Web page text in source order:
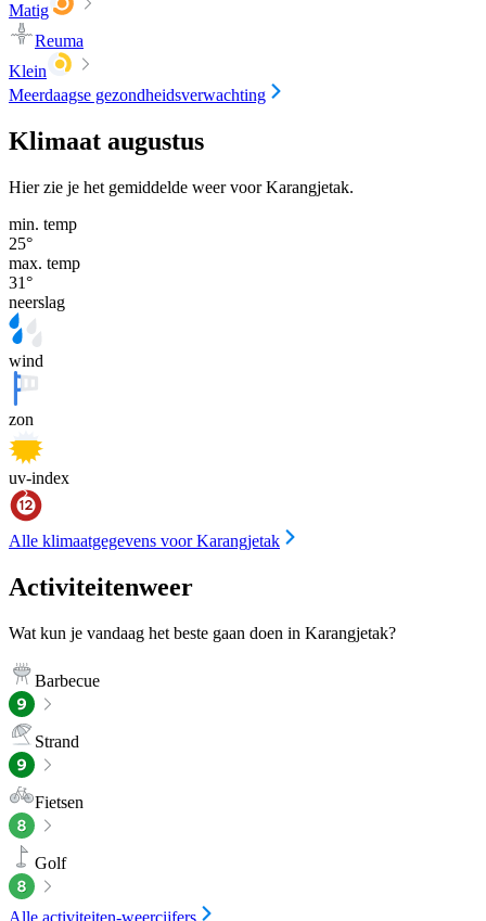
Matig
Reuma
Klein
Meerdaagse gezondheidsverwachting
Klimaat augustus
Hier zie je het gemiddelde weer voor Karangjetak.
min. temp
25°
max. temp
31°
neerslag
wind
zon
uv-index
Alle klimaatgegevens voor Karangjetak
Activiteitenweer
Wat kun je vandaag het beste gaan doen in Karangjetak?
Barbecue
Strand
Fietsen
Golf
Alle activiteiten-weercijfers